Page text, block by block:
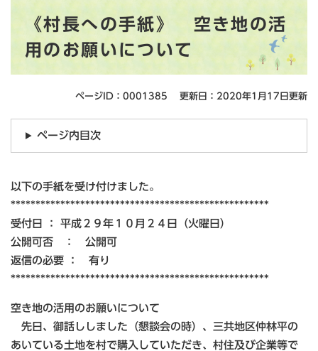
《村長への手紙》 空き地の活
用のお願いについて
ページID：0001385 更新日：2020年1月17日更新
ページ内目次
以下の手紙を受け付けました。
****************************************************
受付日 ： 平成２９年１０月２４日（火曜日）
公開可否 ： 公開可
返信の必要 ： 有り
****************************************************
空き地の活用のお願いについて
先日、御話ししました（懇談会の時）、三共地区仲林平の
あいている土地を村で購入していただき、村住及び企業等で